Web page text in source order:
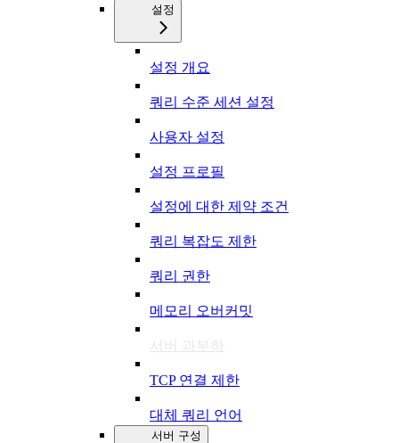
설정
설정 개요
쿼리 수준 세션 설정
사용자 설정
설정 프로필
설정에 대한 제약 조건
쿼리 복잡도 제한
쿼리 권한
메모리 오버커밋
서버 과부하
TCP 연결 제한
대체 쿼리 언어
서버 구성